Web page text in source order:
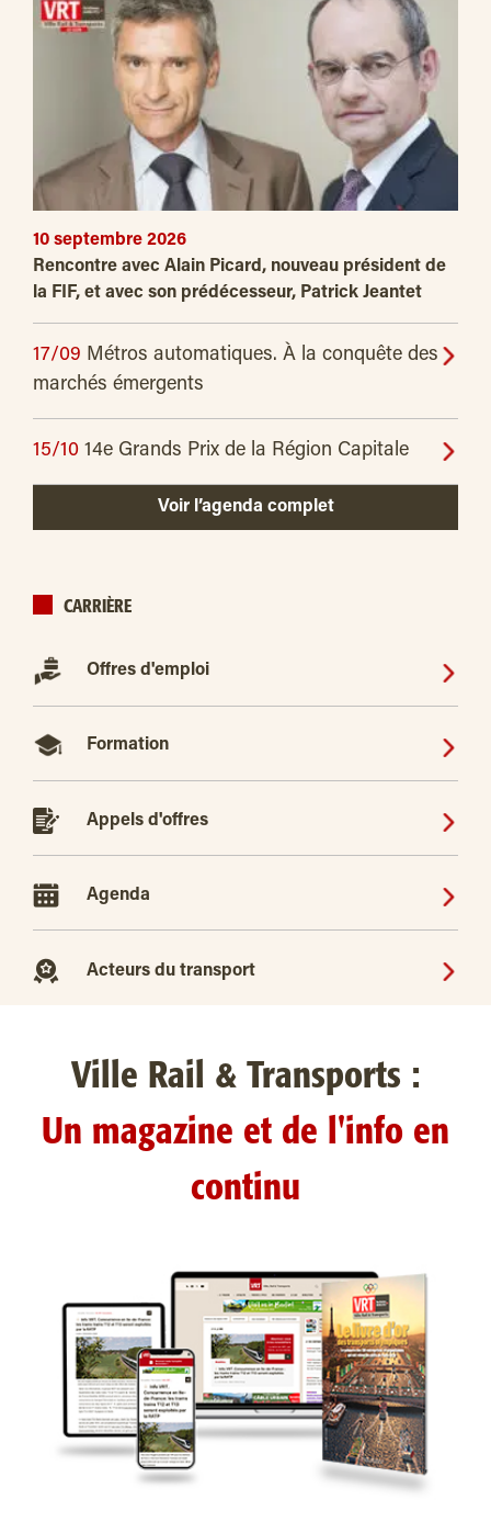
10 septembre 2026
Rencontre avec Alain Picard, nouveau président de
la FIF, et avec son prédécesseur, Patrick Jeantet
17/09 Métros automatiques. À la conquête des
marchés émergents
15/10 14e Grands Prix de la Région Capitale
Voir l’agenda complet
CARRIÈRE
Offres d'emploi
Formation
Appels d'offres
Agenda
Acteurs du transport
Ville Rail & Transports :
Un magazine et de l'info en
continu